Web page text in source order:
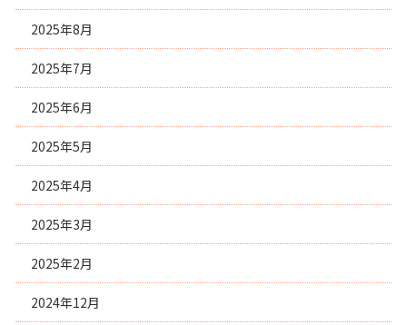
2025年8月
2025年7月
2025年6月
2025年5月
2025年4月
2025年3月
2025年2月
2024年12月